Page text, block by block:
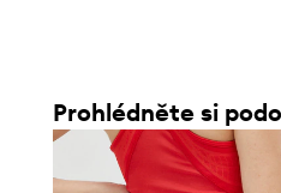
Prohlédněte si